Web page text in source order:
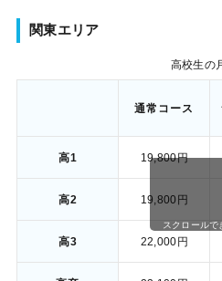
関東エリア
高校生の
通常コース
高1 19,800円
高2 19,800円
高3 22,000円
スクロールで